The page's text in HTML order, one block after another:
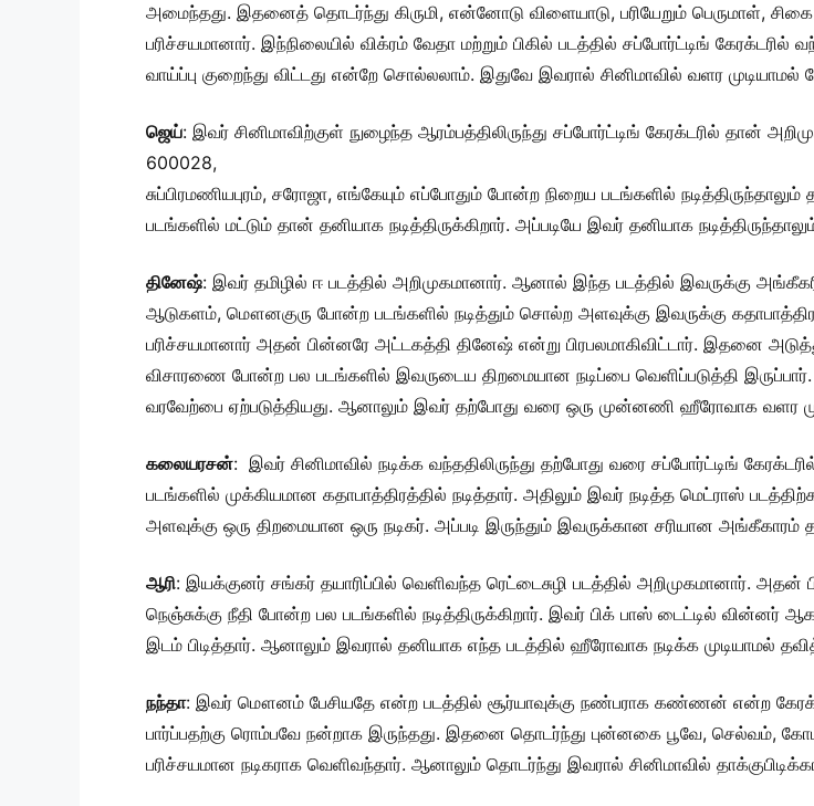
அமைந்தது. இதனைத் தொடர்ந்து கிருமி, என்னோடு விளையாடு, பரியேறும் பெருமாள்,
பரிச்சயமானார். இந்நிலையில் விக்ரம் வேதா மற்றும் பிகில் படத்தில் சப்போர்ட்டிங்
வாய்ப்பு குறைந்து விட்டது என்றே சொல்லலாம். இதுவே இவரால் சினிமாவில் வளர முடியாமல்
ஜெய்: இவர் சினிமாவிற்குள் நுழைந்த ஆரம்பத்திலிருந்து சப்போர்ட்டிங் கேரக்டரில் தான்
600028,
சுப்பிரமணியபுரம், சரோஜா, எங்கேயும் எப்போதும் போன்ற நிறைய படங்களில்
படங்களில் மட்டும் தான் தனியாக நடித்திருக்கிறார். அப்படியே இவர் தனியாக
தினேஷ்: இவர் தமிழில் ஈ படத்தில் அறிமுகமானார். ஆனால் இந்த படத்தில் இவருக்கு
ஆடுகளம், மௌனகுரு போன்ற படங்களில் நடித்தும் சொல்ற அளவுக்கு இவருக்கு
பரிச்சயமானார் அதன் பின்னரே அட்டகத்தி தினேஷ் என்று பிரபலமாகிவிட்டார். இதனை
விசாரணை போன்ற பல படங்களில் இவருடைய திறமையான நடிப்பை வெளிப்படுத்தி இருப்பார்.
வரவேற்பை ஏற்படுத்தியது. ஆனாலும் இவர் தற்போது வரை ஒரு முன்னணி ஹீரோவாக வளர
கலையரசன்: இவர் சினிமாவில் நடிக்க வந்ததிலிருந்து தற்போது வரை சப்போர்ட்டிங்
படங்களில் முக்கியமான கதாபாத்திரத்தில் நடித்தார். அதிலும் இவர் நடித்த மெட்ராஸ்
அளவுக்கு ஒரு திறமையான ஒரு நடிகர். அப்படி இருந்தும் இவருக்கான சரியான அங்கீகாரம்
ஆரி: இயக்குனர் சங்கர் தயாரிப்பில் வெளிவந்த ரெட்டைசுழி படத்தில் அறிமுகமானார்.
நெஞ்சுக்கு நீதி போன்ற பல படங்களில் நடித்திருக்கிறார். இவர் பிக் பாஸ் டைட்டில்
இடம் பிடித்தார். ஆனாலும் இவரால் தனியாக எந்த படத்தில் ஹீரோவாக நடிக்க முடியாமல்
நந்தா: இவர் மௌனம் பேசியதே என்ற படத்தில் சூர்யாவுக்கு நண்பராக கண்ணன் என்ற
பார்ப்பதற்கு ரொம்பவே நன்றாக இருந்தது. இதனை தொடர்ந்து புன்னகை பூவே, செல்வம்,
பரிச்சயமான நடிகராக வெளிவந்தார். ஆனாலும் தொடர்ந்து இவரால் சினிமாவில்